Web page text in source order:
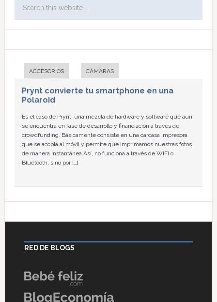
ACCESORIOS CÁMARAS
Prynt convierte tu smartphone en una
Polaroid
Es el caso de Prynt, una mezcla de hardware y software que aún
se encuentra en fase de desarrollo y financiación a través de
crowdfunding. Básicamente consiste en una carcasa impresora
que se acopla al móvil y permite que imprimamos nuestras fotos
de manera instantánea.Así, no funciona a través de WIFI o
Bluetooth, sino por […]
RED DE BLOGS